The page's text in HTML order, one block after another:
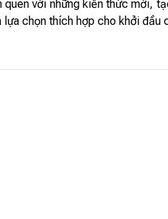
quen với những kiến thức mới,
lựa chọn thích hợp cho khởi đầu